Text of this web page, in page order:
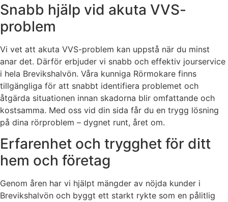
Snabb hjälp vid akuta VVS-
problem
Vi vet att akuta VVS-problem kan uppstå när du minst
anar det. Därför erbjuder vi snabb och effektiv jourservice
i hela Brevikshalvön. Våra kunniga Rörmokare finns
tillgängliga för att snabbt identifiera problemet och
åtgärda situationen innan skadorna blir omfattande och
kostsamma. Med oss vid din sida får du en trygg lösning
på dina rörproblem – dygnet runt, året om.
Erfarenhet och trygghet för ditt
hem och företag
Genom åren har vi hjälpt mängder av nöjda kunder i
Brevikshalvön och byggt ett starkt rykte som en pålitlig